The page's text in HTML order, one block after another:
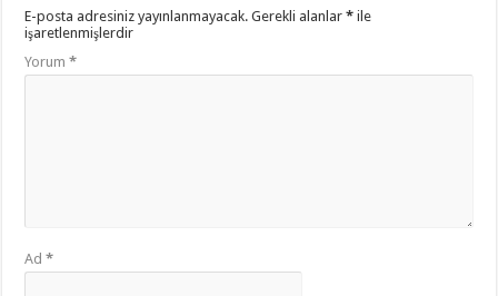
E-posta adresiniz yayınlanmayacak. Gerekli alanlar* ile
işaretlenmişlerdir
Yorum*
Ad*